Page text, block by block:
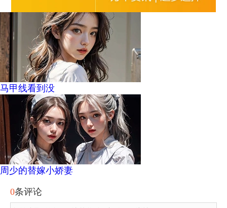
马甲线看到没
周少的替嫁小娇妻
0条评论